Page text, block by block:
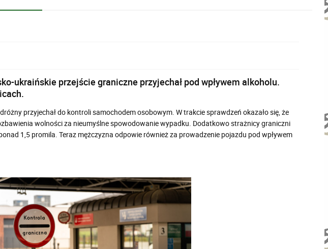
ukraińskie przejście graniczne przyjechał pod wpływem alkoholu.
przyjechał do kontroli samochodem osobowym. W trakcie sprawdzeń okazało się, że
wolności za nieumyślne spowodowanie wypadku. Dodatkowo strażnicy graniczni
1,5 promila. Teraz mężczyzna odpowie również za prowadzenie pojazdu pod wpływem